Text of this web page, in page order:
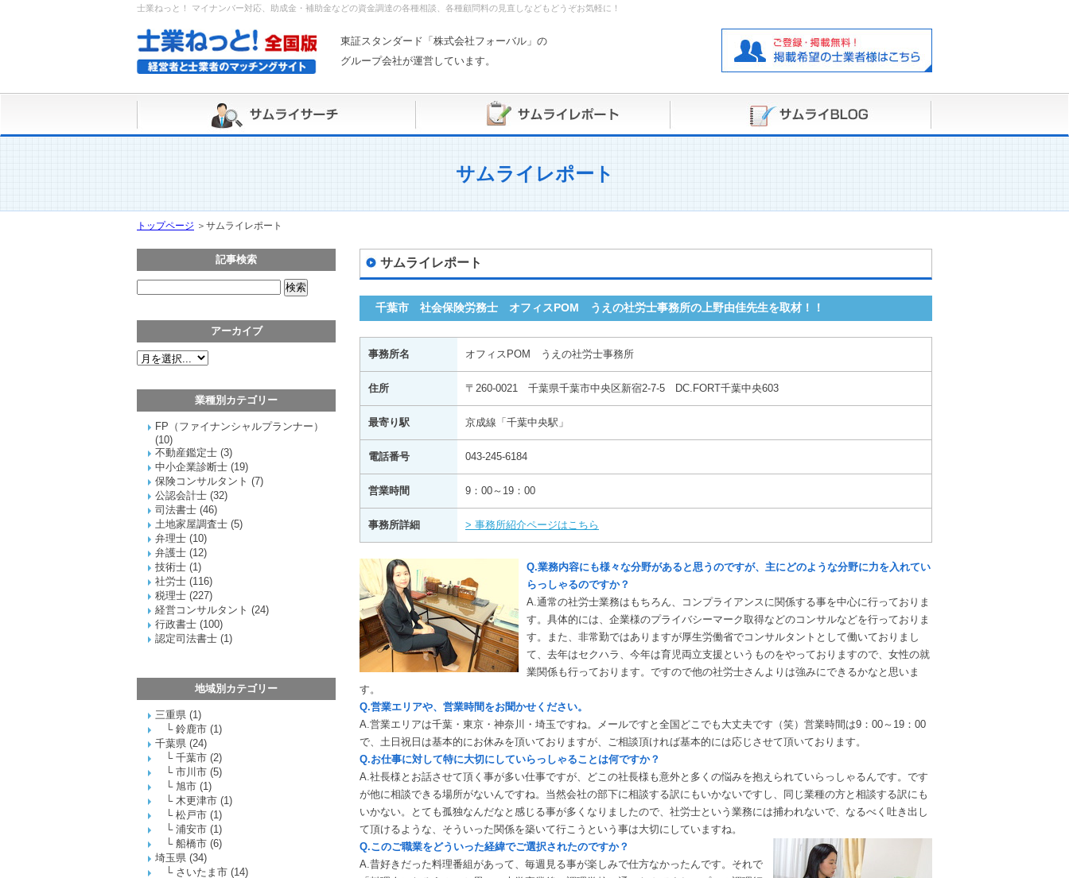
士業ねっと！ マイナンバー対応、助成金・補助金などの資金調達の各種相談、各種顧問料の見直しなどもどうぞお気軽に！
東証スタンダード「株式会社フォーバル」の
グループ会社が運営しています。
サムライレポート
トップページ ＞ サムライレポート
サムライレポート
千葉市 社会保険労務士 オフィスPOM うえの社労士事務所の上野由佳先生を取材！！
事務所名 オフィスPOM うえの社労士事務所
住所 〒260-0021 千葉県千葉市中央区新宿2-7-5 DC.FORT千葉中央603
最寄り駅 京成線「千葉中央駅」
電話番号 043-245-6184
営業時間 9：00～19：00
事務所詳細 > 事務所紹介ページはこちら
Q.業務内容にも様々な分野があると思うのですが、主にどのような分野に力を入れてい
らっしゃるのですか？
A.通常の社労士業務はもちろん、コンプライアンスに関係する事を中心に行っておりま
す。具体的には、企業様のプライバシーマーク取得などのコンサルなどを行っておりま
す。また、非常勤ではありますが厚生労働省でコンサルタントとして働いておりまし
て、去年はセクハラ、今年は育児両立支援というものをやっておりますので、女性の就
業関係も行っております。ですので他の社労士さんよりは強みにできるかなと思いま
す。
Q.営業エリアや、営業時間をお聞かせください。
A.営業エリアは千葉・東京・神奈川・埼玉ですね。メールですと全国どこでも大丈夫です（笑）営業時間は9：00～19：00
で、土日祝日は基本的にお休みを頂いておりますが、ご相談頂ければ基本的には応じさせて頂いております。
Q.お仕事に対して特に大切にしていらっしゃることは何ですか？
A.社長様とお話させて頂く事が多い仕事ですが、どこの社長様も意外と多くの悩みを抱えられていらっしゃるんです。です
が他に相談できる場所がないんですね。当然会社の部下に相談する訳にもいかないですし、同じ業種の方と相談する訳にも
いかない。とても孤独なんだなと感じる事が多くなりましたので、社労士という業務には捕われないで、なるべく吐き出し
て頂けるような、そういった関係を築いて行こうという事は大切にしていますね。
Q.このご職業をどういった経緯でご選択されたのですか？
A.昔好きだった料理番組があって、毎週見る事が楽しみで仕方なかったんです。それで
記事検索
アーカイブ
業種別カテゴリー
FP（ファイナンシャルプランナー）
(10)
不動産鑑定士 (3)
中小企業診断士 (19)
保険コンサルタント (7)
公認会計士 (32)
司法書士 (46)
土地家屋調査士 (5)
弁理士 (10)
弁護士 (12)
技術士 (1)
社労士 (116)
税理士 (227)
経営コンサルタント (24)
行政書士 (100)
認定司法書士 (1)
地域別カテゴリー
三重県 (1)
└ 鈴鹿市 (1)
千葉県 (24)
└ 千葉市 (2)
└ 市川市 (5)
└ 旭市 (1)
└ 木更津市 (1)
└ 松戸市 (1)
└ 浦安市 (1)
└ 船橋市 (6)
埼玉県 (34)
└ さいたま市 (14)